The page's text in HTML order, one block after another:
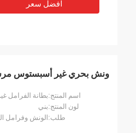
افضل سعر
ونش بحري غير أسبستوس
اسم المنتج:بطانة الفرامل
لون المنتج:بني
طلب: